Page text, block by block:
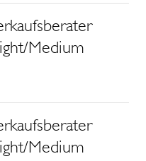
Medium
Medium